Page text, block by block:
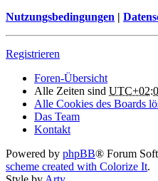
Nutzungsbedingungen |
Registrieren
Foren-Übersicht
Alle Zeiten sind
Alle Cookies des Boards
Das Team
Kontakt
Powered by phpBB® Forum
scheme created with Colorize It.